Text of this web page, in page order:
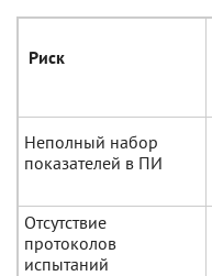
Риск
Неполный набор
показателей в ПИ
Отсутствие
протоколов
испытаний